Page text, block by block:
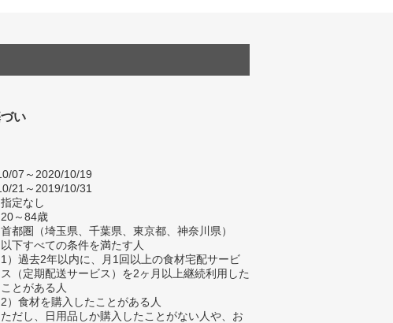
い
07～2020/10/19
21～2019/10/31
定なし
～84歳
都圏（埼玉県、千葉県、東京都、神奈川県）
下すべての条件を満たす人
1）過去2年以内に、月1回以上の食材宅配サービ
ス（定期配送サービス）を2ヶ月以上継続利用した
ことがある人
2）食材を購入したことがある人
ただし、日用品しか購入したことがない人や、お